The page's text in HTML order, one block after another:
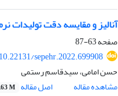
آنالیز و مقایسه دقت تولیدات
صفحه63-87
10.22131/sepehr.2022.699908
حسن امامی، سیدقاسم رستمی
مشاهده مقاله
اصل مقاله M